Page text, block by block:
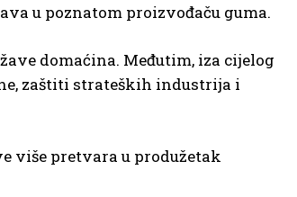
u poznatom proizvođaču guma.
domaćina. Međutim, iza cijelog
zaštiti strateških industrija i
više pretvara u produžetak